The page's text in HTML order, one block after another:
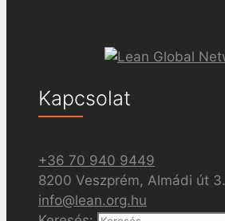
Kapcsolat
+36 70 940 9449
8200 Veszprém, Almádi út 3.
info@lean.org.hu